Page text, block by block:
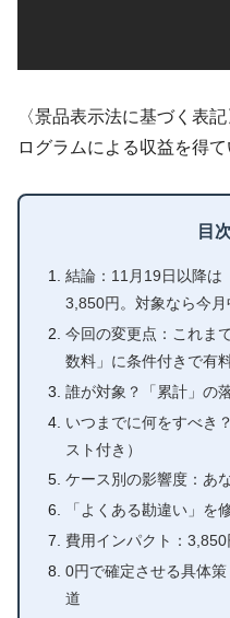
〈景品表示法に基づく表
ログラムによる収益を得て
目次
結論：11月19日以降は
3,850円。対象なら今
今回の変更点：これま
数料」に条件付きで有
誰が対象？「累計」の
いつまでに何をすべき
スト付き）
ケース別の影響度：あ
「よくある勘違い」を
費用インパクト：
0円で確定させる具体
道